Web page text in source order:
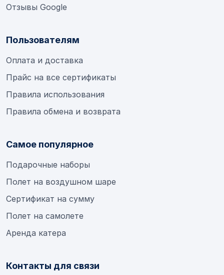
Отзывы Google
Пользователям
Оплата и доставка
Прайс на все сертификаты
Правила использования
Правила обмена и возврата
Самое популярное
Подарочные наборы
Полет на воздушном шаре
Сертификат на сумму
Полет на самолете
Аренда катера
Контакты для связи